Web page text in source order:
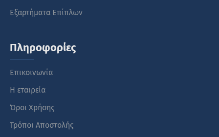
Εξαρτήματα Επίπλων
Πληροφορίες
Επικοινωνία
Η εταιρεία
Όροι Χρήσης
Τρόποι Αποστολής